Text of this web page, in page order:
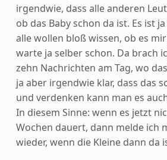
irgendwie, dass alle anderen
ob das Baby schon da ist. Es ist
alle wollen bloß wissen, ob es
warte ja selber schon. Da brach
zehn Nachrichten am Tag, wo
ja aber irgendwie klar, dass das
und verdenken kann man es
In diesem Sinne: wenn es jetzt
Wochen dauert, dann melde ich
wieder, wenn die Kleine dann da